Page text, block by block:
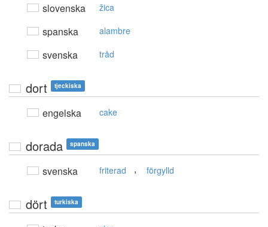
slovenska žica
spanska alambre
svenska tråd
dort tjeckiska
engelska cake
dorada spanska
svenska friterad , förgylld
dört turkiska